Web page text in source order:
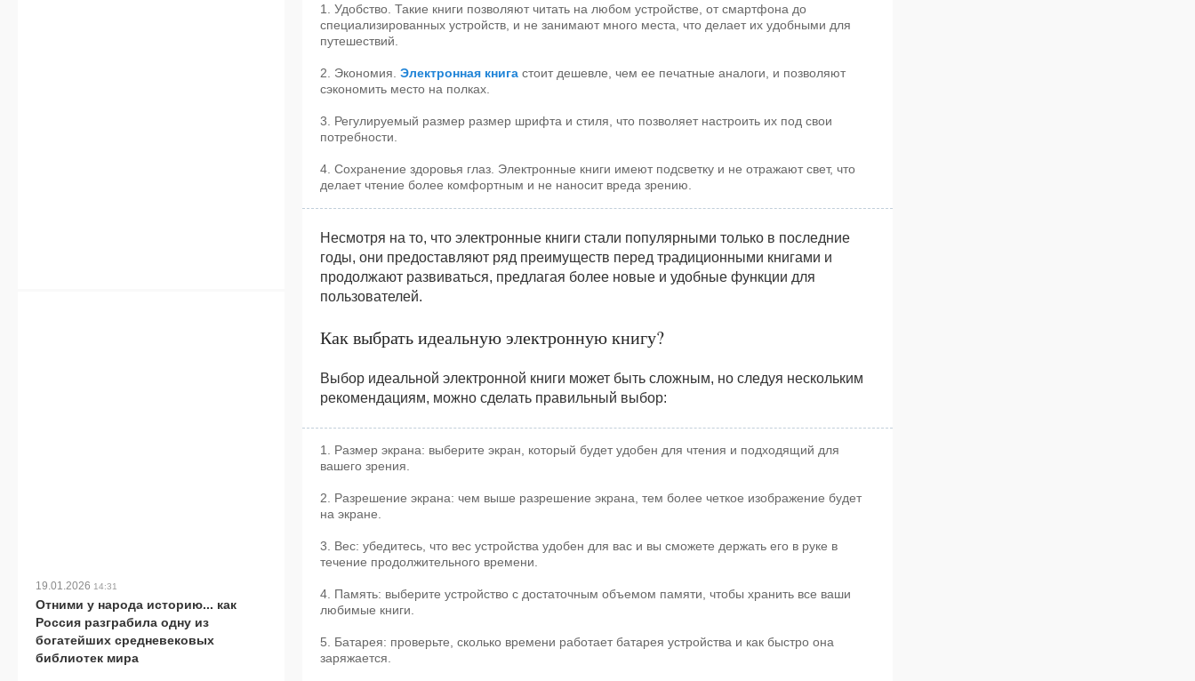
1. Удобство. Такие книги позволяют читать на любом устройстве, от смартфона до
специализированных устройств, и не занимают много места, что делает их удобными для
путешествий.
2. Экономия. Электронная книга стоит дешевле, чем ее печатные аналоги, и позволяют
сэкономить место на полках.
3. Регулируемый размер размер шрифта и стиля, что позволяет настроить их под свои
потребности.
4. Сохранение здоровья глаз. Электронные книги имеют подсветку и не отражают свет, что
делает чтение более комфортным и не наносит вреда зрению.
Несмотря на то, что электронные книги стали популярными только в последние
годы, они предоставляют ряд преимуществ перед традиционными книгами и
продолжают развиваться, предлагая более новые и удобные функции для
пользователей.
Как выбрать идеальную электронную книгу?
Выбор идеальной электронной книги может быть сложным, но следуя нескольким
рекомендациям, можно сделать правильный выбор:
1. Размер экрана: выберите экран, который будет удобен для чтения и подходящий для
вашего зрения.
2. Разрешение экрана: чем выше разрешение экрана, тем более четкое изображение будет
на экране.
3. Вес: убедитесь, что вес устройства удобен для вас и вы сможете держать его в руке в
течение продолжительного времени.
4. Память: выберите устройство с достаточным объемом памяти, чтобы хранить все ваши
любимые книги.
5. Батарея: проверьте, сколько времени работает батарея устройства и как быстро она
заряжается.
19.01.2026 14:31
Отними у народа историю... как
Россия разграбила одну из
богатейших средневековых
библиотек мира